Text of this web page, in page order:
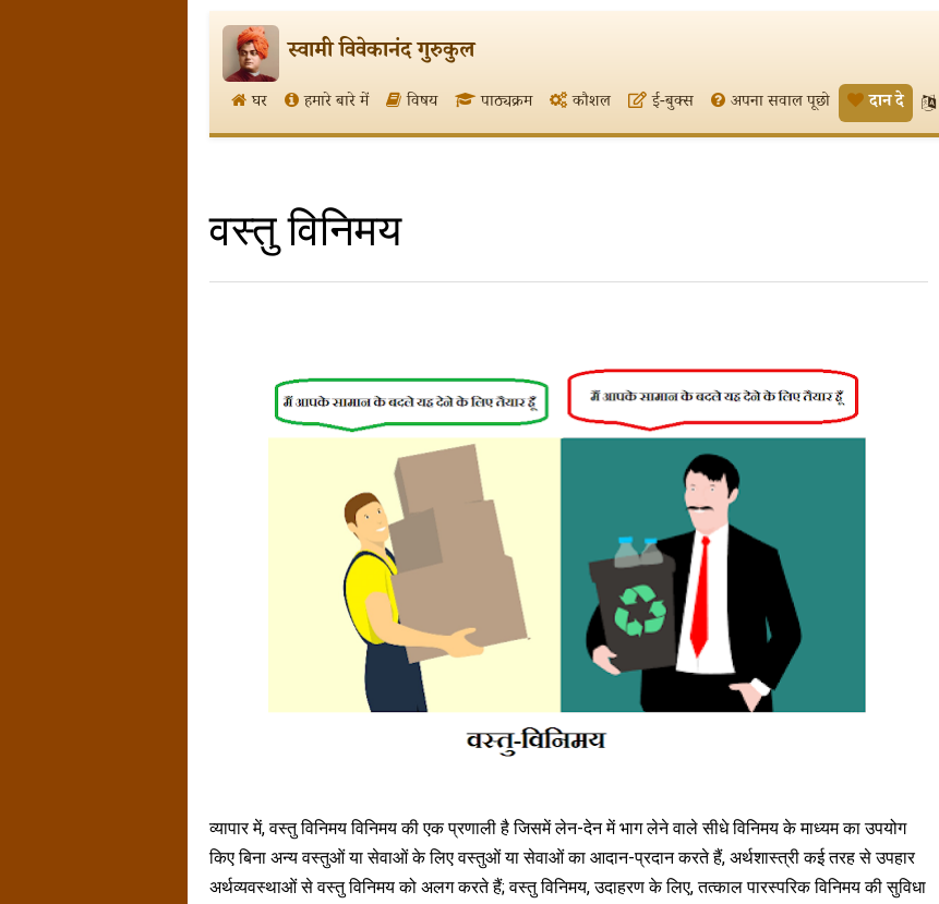
स्वामी विवेकानंद गुरुकुल
घर हमारे बारे में विषय पाठ्यक्रम कौशल ई-बुक्स अपना सवाल पूछो दान दे
वस्तु विनिमय
व्यापार में, वस्तु विनिमय विनिमय की एक प्रणाली है जिसमें लेन-देन में भाग लेने वाले सीधे विनिमय के माध्यम का उपयोग
किए बिना अन्य वस्तुओं या सेवाओं के लिए वस्तुओं या सेवाओं का आदान-प्रदान करते हैं, अर्थशास्त्री कई तरह से उपहार
अर्थव्यवस्थाओं से वस्तु विनिमय को अलग करते हैं; वस्तु विनिमय, उदाहरण के लिए, तत्काल पारस्परिक विनिमय की सुविधा